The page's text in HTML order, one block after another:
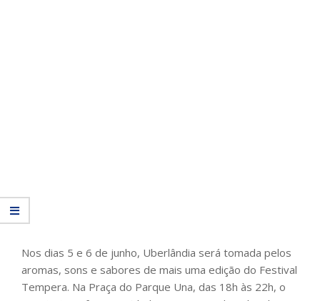
Nos dias 5 e 6 de junho, Uberlândia será tomada pelos
aromas, sons e sabores de mais uma edição do Festival
Tempera. Na Praça do Parque Una, das 18h às 22h, o